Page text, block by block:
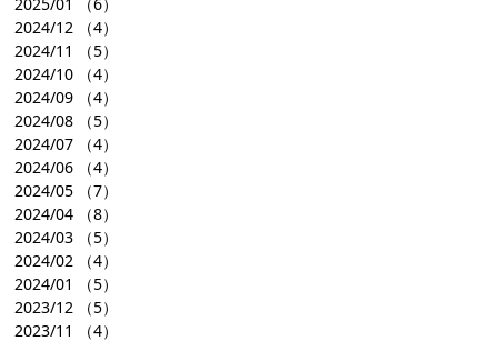
2024/12 （4）
2024/11
（5）
2024/10 （4）
2024/09 （4）
2024/08 （5）
2024/07 （4）
2024/06 （4）
2024/05 （7）
2024/04 （8）
2024/03 （5）
2024/02 （4）
2024/01
（5）
2023/12 （5）
2023/11
（4）